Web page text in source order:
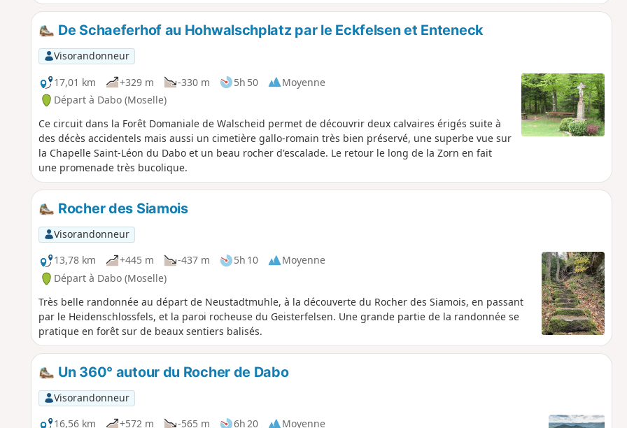
De Schaeferhof au Hohwalschplatz par le Eckfelsen et Enteneck
Visorandonneur
17,01 km
+329 m -330 m 5h 50
Moyenne
Départ à Dabo (Moselle)
Ce circuit dans la Forêt Domaniale de Walscheid permet de découvrir deux calvaires érigés suite à
des décès accidentels mais aussi un cimetière gallo-romain très bien préservé, une superbe vue sur
la Chapelle Saint-Léon du Dabo et un beau rocher d'escalade. Le retour le long de la Zorn en fait
une promenade très bucolique.
Rocher des Siamois
Visorandonneur
13,78 km
+445 m -437 m 5h 10
Moyenne
Départ à Dabo (Moselle)
Très belle randonnée au départ de Neustadtmuhle, à la découverte du Rocher des Siamois, en passant
par le Heidenschlossfels, et la paroi rocheuse du Geisterfelsen. Une grande partie de la randonnée se
pratique en forêt sur de beaux sentiers balisés.
Un 360° autour du Rocher de Dabo
Visorandonneur
16,56 km
+572 m -565 m 6h 20 Moyenne